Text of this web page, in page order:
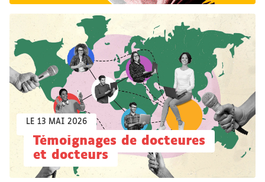
LE 13 MAI 2026
Témoignages de docteures
et docteurs